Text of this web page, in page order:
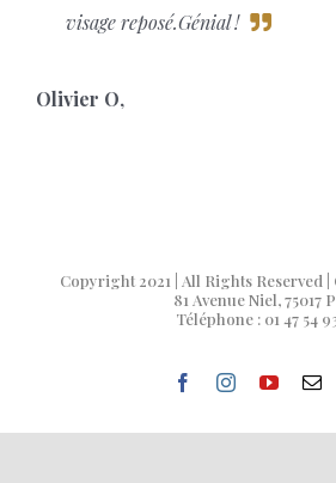
visage reposé.Génial !
Olivier O,
Copyright 2021 | All Rights Reserved
81 Avenue Niel, 75017
Téléphone : 01 47 54
facebookinstagram
youtube